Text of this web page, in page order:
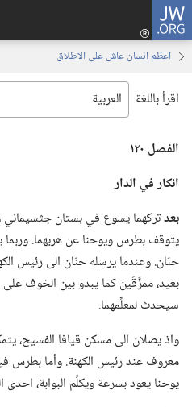
JW.ORG
اعظم انسان عاش على الاطلاق
اقرأ باللغة
الفصل ١٢٠
انكار في الدار
بعدتركهما يسوع في بستان جثسيماني
يتوقف بطرس ويوحنا عن هربهما.‏
حنّان.‏ وعندما يرسله حنّان الى رئيس
بعيد،‏ ممزَّقَين كما يبدو بين الخوف على
سيحدث لمعلِّمهما.‏
واذ يصلان الى مسكن قيافا الفسيح،‏
معروف عند رئيس الكهنة.‏ وأما بطرس
يوحنا يعود بسرعة ويكلِّم البوابة،‏